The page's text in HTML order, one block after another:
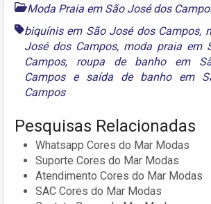
Moda Praia em São José dos
biquínis em São José dos Campos,
José dos Campos, moda praia em
Campos, roupa de banho em
Campose saída de banho em
Campos
Pesquisas Relacionadas
Whatsapp Cores do Mar Modas
Suporte Cores do Mar Modas
Atendimento Cores do Mar Modas
SAC Cores do Mar Modas